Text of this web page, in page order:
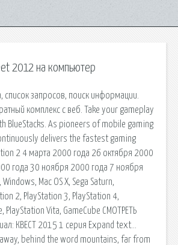
2012 на компьютер
список запросов, поиск информации.
комплекс с веб. Take your gameplay
BlueStacks. As pioneers of mobile gaming
delivers the fastest gaming
2 4 марта 2000 года 26 октября 2000
года 30 ноября 2000 года 7 ноября
Windows, Mac OS X, Sega Saturn,
2, PlayStation 3, PlayStation 4,
PlayStation Vita, GameCube СМОТРЕТЬ
КВЕСТ 2015 1 серия Expand text…
behind the word mountains, far from